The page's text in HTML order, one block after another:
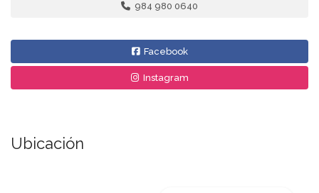
984 980 0640
Facebook
Instagram
Ubicación